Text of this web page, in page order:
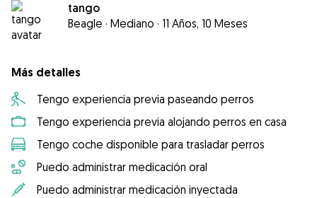
tango
Beagle · Mediano · 11 Años, 10 Meses
Más detalles
Tengo experiencia previa paseando perros
Tengo experiencia previa alojando perros en casa
Tengo coche disponible para trasladar perros
Puedo administrar medicación oral
Puedo administrar medicación inyectada